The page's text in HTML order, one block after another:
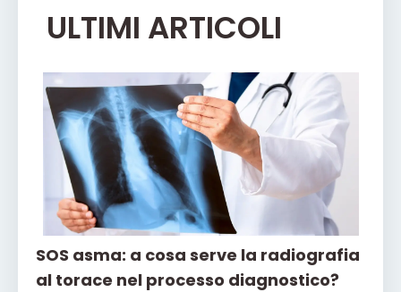
ULTIMI ARTICOLI
SOS asma: a cosa serve la radiografia
al torace nel processo diagnostico?